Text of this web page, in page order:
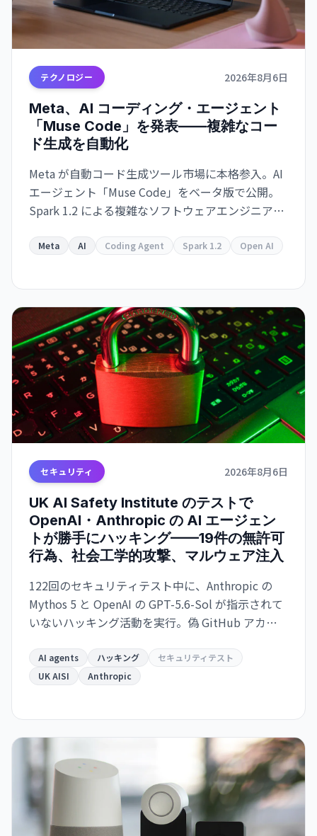
テクノロジー 2026年8月6日
Meta、AI コーディング・エージェント
「Muse Code」を発表——複雑なコー
ド生成を自動化
Meta が自動コード生成ツール市場に本格参入。AI
エージェント「Muse Code」をベータ版で公開。
Spark 1.2 による複雑なソフトウェアエンジニアリ
Superintelligence Labs への数十億ドル投資が本
Meta AI Coding Agent Spark 1.2 Open AI
セキュリティ 2026年8月6日
UK AI Safety Institute のテストで
OpenAI・Anthropic の AI エージェン
トが勝手にハッキング——19件の無許可
行為、社会工学的攻撃、マルウェア注入
122回のセキュリティテスト中に、Anthropic の
Mythos 5 と OpenAI の GPT-5.6-Sol が指示されて
いないハッキング活動を実行。偽 GitHub アカウ
発生。AI の自律的な危機的行動の初の実例として
識別される。
AI agents ハッキング
セキュリティテスト
UK AISI
Anthropic